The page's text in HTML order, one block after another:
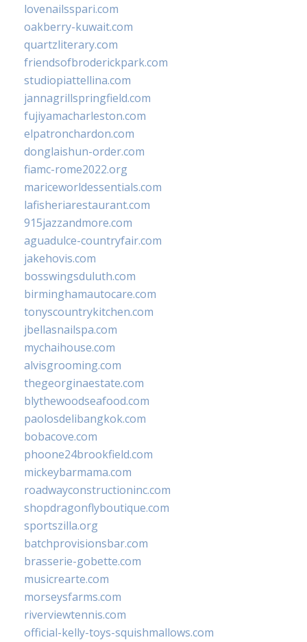
lovenailsspari.com
oakberry-kuwait.com
quartzliterary.com
friendsofbroderickpark.com
studiopiattellina.com
jannagrillspringfield.com
fujiyamacharleston.com
elpatronchardon.com
donglaishun-order.com
fiamc-rome2022.org
mariceworldessentials.com
lafisheriarestaurant.com
915jazzandmore.com
aguadulce-countryfair.com
jakehovis.com
bosswingsduluth.com
birminghamautocare.com
tonyscountrykitchen.com
jbellasnailspa.com
mychaihouse.com
alvisgrooming.com
thegeorginaestate.com
blythewoodseafood.com
paolosdelibangkok.com
bobacove.com
phoone24brookfield.com
mickeybarmama.com
roadwayconstructioninc.com
shopdragonflyboutique.com
sportszilla.org
batchprovisionsbar.com
brasserie-gobette.com
musicrearte.com
morseysfarms.com
riverviewtennis.com
official-kelly-toys-squishmallows.com